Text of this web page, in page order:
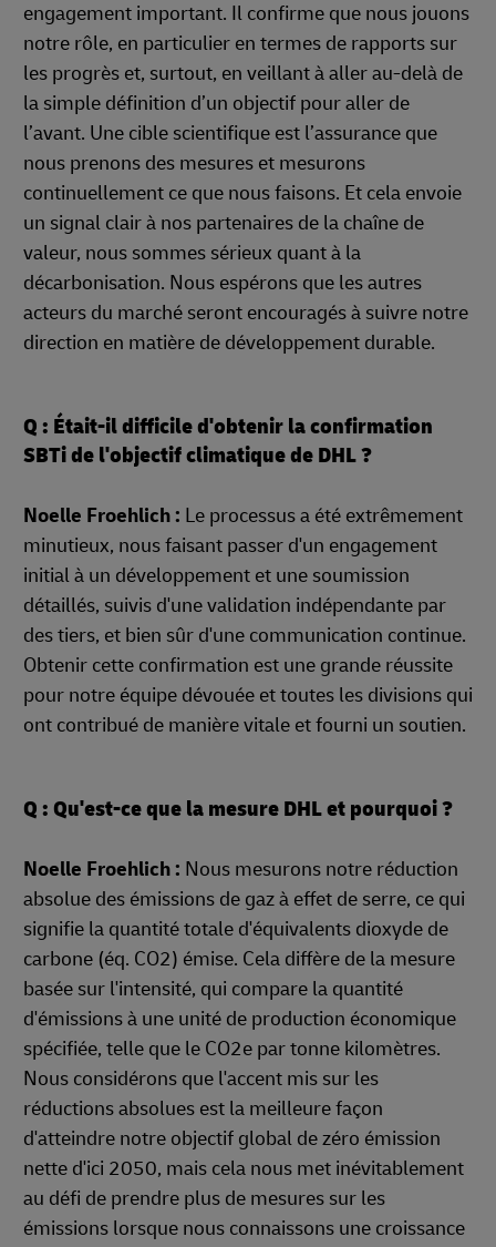
engagement important. Il confirme que nous jouons
notre rôle, en particulier en termes de rapports sur
les progrès et, surtout, en veillant à aller au-delà de
la simple définition d’un objectif pour aller de
l’avant. Une cible scientifique est l’assurance que
nous prenons des mesures et mesurons
continuellement ce que nous faisons. Et cela envoie
un signal clair à nos partenaires de la chaîne de
valeur, nous sommes sérieux quant à la
décarbonisation. Nous espérons que les autres
acteurs du marché seront encouragés à suivre notre
direction en matière de développement durable.
Q : Était-il difficile d'obtenir la confirmation
SBTi de l'objectif climatique de DHL ?
Noelle Froehlich : Le processus a été extrêmement
minutieux, nous faisant passer d'un engagement
initial à un développement et une soumission
détaillés, suivis d'une validation indépendante par
des tiers, et bien sûr d'une communication continue.
Obtenir cette confirmation est une grande réussite
pour notre équipe dévouée et toutes les divisions qui
ont contribué de manière vitale et fourni un soutien.
Q : Qu'est-ce que la mesure DHL et pourquoi ?
Noelle Froehlich : Nous mesurons notre réduction
absolue des émissions de gaz à effet de serre, ce qui
signifie la quantité totale d'équivalents dioxyde de
carbone (éq. CO2) émise. Cela diffère de la mesure
basée sur l'intensité, qui compare la quantité
d'émissions à une unité de production économique
spécifiée, telle que le CO2e par tonne kilomètres.
Nous considérons que l'accent mis sur les
réductions absolues est la meilleure façon
d'atteindre notre objectif global de zéro émission
nette d'ici 2050, mais cela nous met inévitablement
au défi de prendre plus de mesures sur les
émissions lorsque nous connaissons une croissance